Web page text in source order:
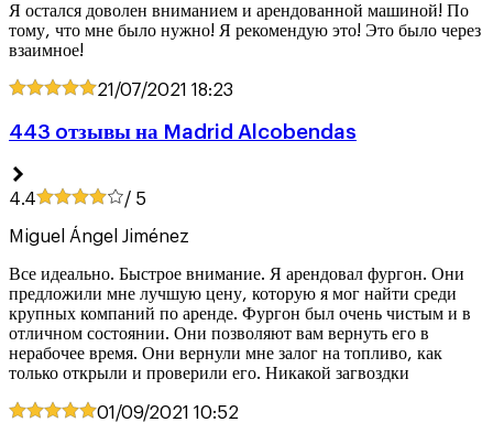
Я остался доволен вниманием и арендованной машиной! По
тому, что мне было нужно! Я рекомендую это! Это было через
взаимное!
21/07/2021 18:23
443 oтзывы на Madrid Alcobendas
4.4 / 5
Miguel Ángel Jiménez
Все идеально. Быстрое внимание. Я арендовал фургон. Они
предложили мне лучшую цену, которую я мог найти среди
крупных компаний по аренде. Фургон был очень чистым и в
отличном состоянии. Они позволяют вам вернуть его в
нерабочее время. Они вернули мне залог на топливо, как
только открыли и проверили его. Никакой загвоздки
01/09/2021 10:52